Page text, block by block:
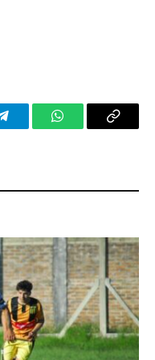
TelegramWhatsAppCopy